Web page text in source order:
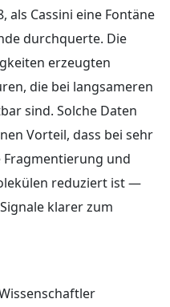
als Cassini eine Fontäne
durchquerte. Die
erzeugten
die bei langsameren
sind. Solche Daten
Vorteil, dass bei sehr
und
reduziert ist —
klarer zum